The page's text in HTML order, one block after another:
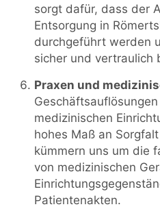
sorgt dafür, dass der
Entsorgung in
durchgeführt werden
sicher und vertraulich
Praxen und
medizinischen
hohes Maß an
kümmern uns um die
von medizinischen
Patientenakten.